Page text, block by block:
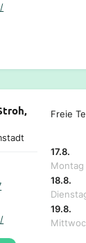
Freie
17.8.
Montag
18.8.
19.8.